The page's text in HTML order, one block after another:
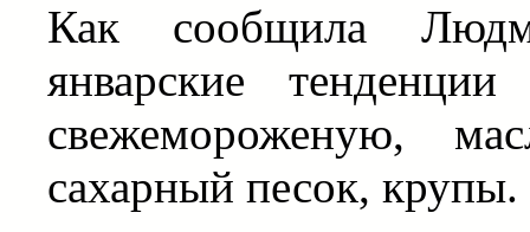
Как сообщила
январские
свежемороженую,
сахарный песок, крупы.